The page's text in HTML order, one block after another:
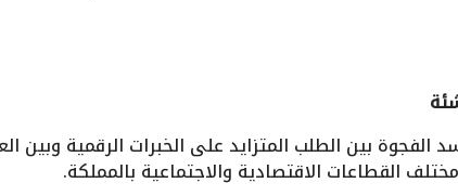
بين الطلب المتزايد على الخبرات الرقمية وبين
القطاعات الاقتصادية والاجتماعية بالمملكة.